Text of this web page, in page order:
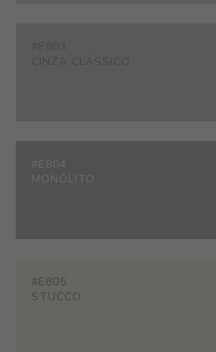
#E804
MONÓLITO
#E805
STUCCO